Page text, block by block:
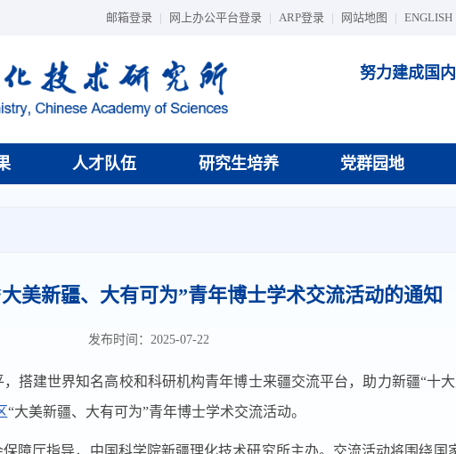
邮箱登录 | 网上办公平台登录 | ARP登录 | 网站地图 | ENGLISH
努力建成国
人才队伍 研究生培养 党群园地
美新疆、大有可为”青年博士学术交流活动的通知
发布时间：2025-07-22
搭建世界知名高校和科研机构青年博士来疆交流平台， 助力新疆“十
“大美新疆、大有可为”青年博士学术交流活动。
障厅指导，中国科学院新疆理化技术研究所主办。交流活动将围绕国